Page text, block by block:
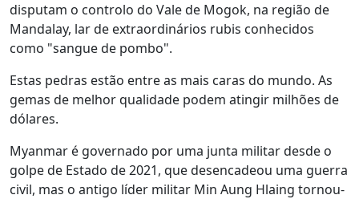
disputam o controlo do Vale de Mogok, na região de
Mandalay, lar de extraordinários rubis conhecidos
como "sangue de pombo".
Estas pedras estão entre as mais caras do mundo. As
gemas de melhor qualidade podem atingir milhões de
dólares.
Myanmar é governado por uma junta militar desde o
golpe de Estado de 2021, que desencadeou uma guerra
civil, mas o antigo líder militar Min Aung Hlaing tornou-